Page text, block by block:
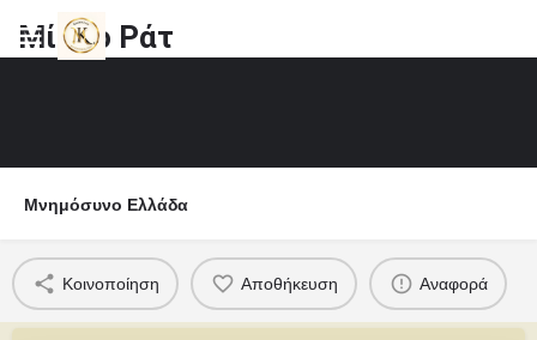
Μίρκο Ράτ
Μνημόσυνο Ελλάδα
Κοινοποίηση Αποθήκευση Αναφορά